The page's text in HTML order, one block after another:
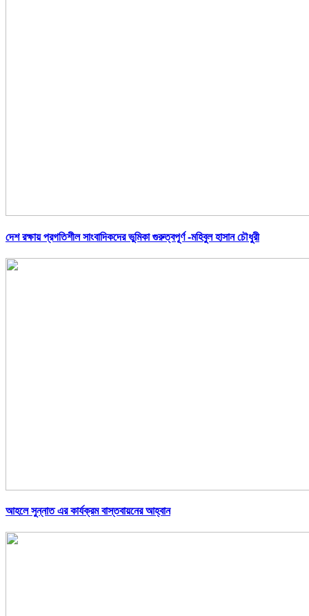
দেশ রক্ষায় প্রগতিশীল সাংবাদিকদের ভুমিকা গুরুত্বপূর্ণ -মহিবুল হাসান চৌধুরী
আহলে সুন্নাত এর কার্যক্রম বাস্তবায়নের আহ্বান